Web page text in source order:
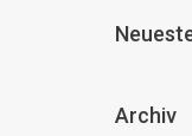
Archiv